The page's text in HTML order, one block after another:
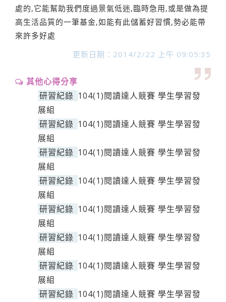
處的,它能幫助我們度過景氣低迷,臨時急用,或是做為提
高生活品質的一筆基金,如能有此儲蓄好習慣,勢必能帶
來許多好處
更新日期：2014/2/22 上午 09:05:35
其他心得分享
研習紀錄 104(1)閱讀達人競賽 學生學習發
展組
研習紀錄 104(1)閱讀達人競賽 學生學習發
展組
研習紀錄 104(1)閱讀達人競賽 學生學習發
展組
研習紀錄 104(1)閱讀達人競賽 學生學習發
展組
研習紀錄 104(1)閱讀達人競賽 學生學習發
展組
研習紀錄 104(1)閱讀達人競賽 學生學習發
展組
研習紀錄 104(1)閱讀達人競賽 學生學習發
展組
研習紀錄 104(1)閱讀達人競賽 學生學習發